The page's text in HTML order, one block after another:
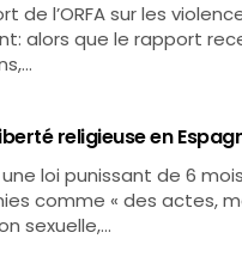
de l’ORFA sur les
alors que le rapport
religieuse en
loi punissant de 6
comme « des actes,
sexuelle,…